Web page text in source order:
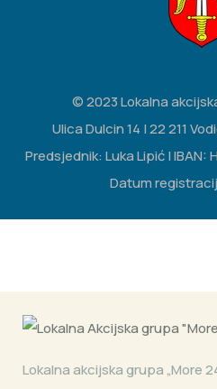
© 2023 Lokalna
Ulica Dulcin 14 | 22 211
Predsjednik: Luka Lipić | IBAN:
Datum
Lokalna akcijska grupa „More